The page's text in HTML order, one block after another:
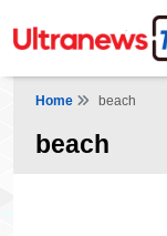
Home beach
beach